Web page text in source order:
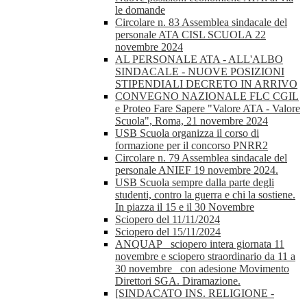
le domande
Circolare n. 83 Assemblea sindacale del
personale ATA CISL SCUOLA 22
novembre 2024
AL PERSONALE ATA - ALL'ALBO
SINDACALE - NUOVE POSIZIONI
STIPENDIALI DECRETO IN ARRIVO
CONVEGNO NAZIONALE FLC CGIL
e Proteo Fare Sapere "Valore ATA - Valore
Scuola", Roma, 21 novembre 2024
USB Scuola organizza il corso di
formazione per il concorso PNRR2
Circolare n. 79 Assemblea sindacale del
personale ANIEF 19 novembre 2024.
USB Scuola sempre dalla parte degli
studenti, contro la guerra e chi la sostiene.
In piazza il 15 e il 30 Novembre
Sciopero del 11/11/2024
Sciopero del 15/11/2024
ANQUAP_ sciopero intera giornata 11
novembre e sciopero straordinario da 11 a
30 novembre_ con adesione Movimento
Direttori SGA. Diramazione.
[SINDACATO INS. RELIGIONE -